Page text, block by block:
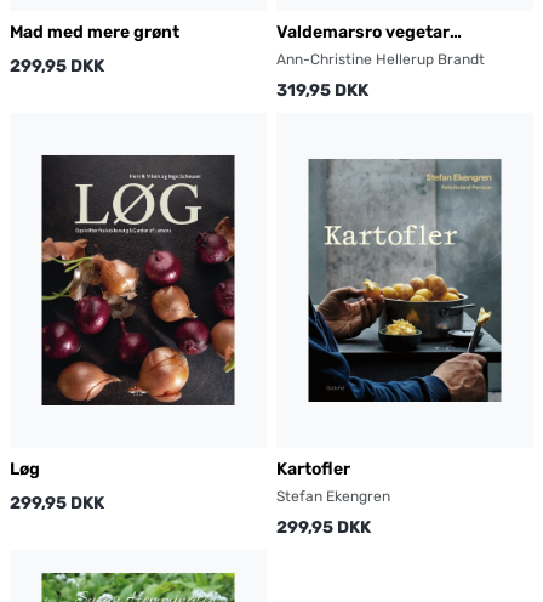
Mad med mere grønt
299,95 DKK
Valdemarsro vegetar
aftensmad
Ann-Christine Hellerup Brandt
319,95 DKK
Løg
299,95 DKK
Kartofler
Stefan Ekengren
299,95 DKK